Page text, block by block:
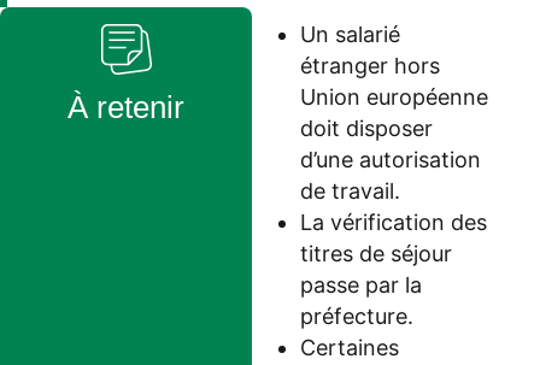
À retenir
Un salarié
étranger hors
Union européenne
doit disposer
d’une autorisation
de travail.
La vérification des
titres de séjour
passe par la
préfecture.
Certaines